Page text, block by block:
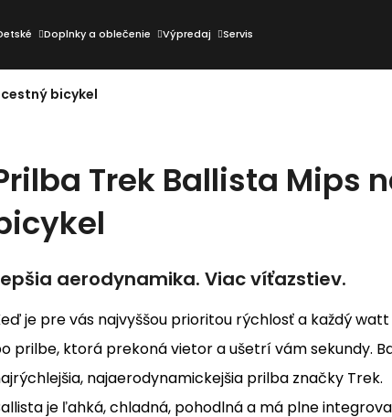
Doplnky a oblečenie Výpredaj Servis
bicykel
Trek Ballista Mips
aerodynamika. Viac víťazstiev.
je pre vás najvyššou prioritou rýchlosť a každý
prilbe, ktorá prekoná vietor a ušetrí vám sekundy.
najaerodynamickejšia prilba značky Trek.
je ľahká, chladná, pohodlná a má plne
HĽADAŤ
Nasledujúce